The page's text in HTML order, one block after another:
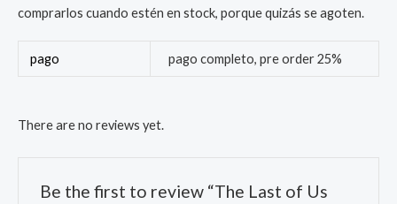
comprarlos cuando estén en stock, porque quizás se agoten.
pago pago completo, pre order 25%
There are no reviews yet.
Be the first to review “The Last of Us